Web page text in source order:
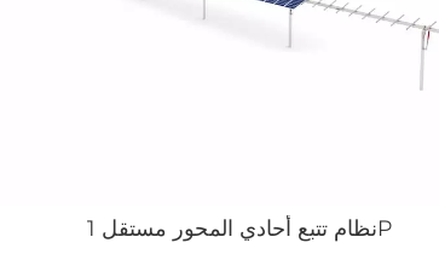
نظام تتبع أحادي المحور مستقل 1P